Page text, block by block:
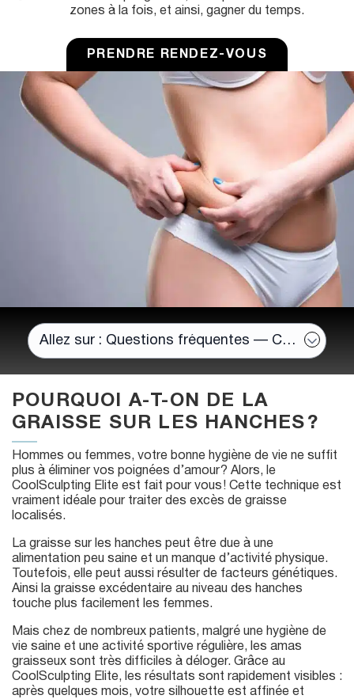
zones à la fois, et ainsi, gagner du temps.
PRENDRE RENDEZ-VOUS
POURQUOI A-T-ON DE LA
GRAISSE SUR LES HANCHES ?
Hommes ou femmes, votre bonne hygiène de vie ne suffit
plus à éliminer vos poignées d’amour ? Alors, le
CoolSculpting Elite est fait pour vous ! Cette technique est
vraiment idéale pour traiter des excès de graisse
localisés.
La graisse sur les hanches peut être due à une
alimentation peu saine et un manque d’activité physique.
Toutefois, elle peut aussi résulter de facteurs génétiques.
Ainsi la graisse excédentaire au niveau des hanches
touche plus facilement les femmes.
Mais chez de nombreux patients, malgré une hygiène de
vie saine et une activité sportive régulière, les amas
graisseux sont très difficiles à déloger. Grâce au
CoolSculpting Elite, les résultats sont rapidement visibles :
après quelques mois, votre silhouette est affinée et